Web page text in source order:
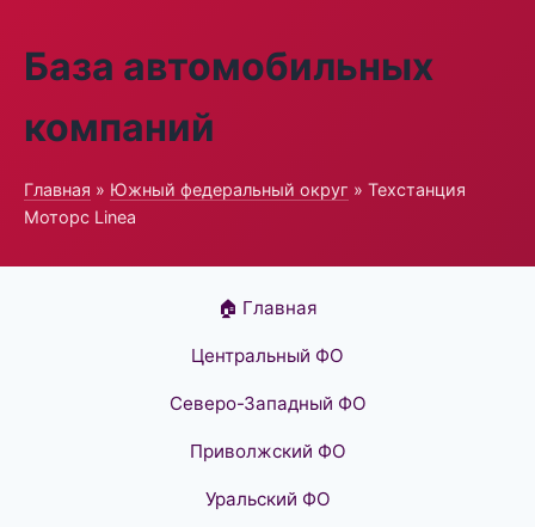
База автомобильных
компаний
Главная » Южный федеральный округ » Техстанция
Моторс Linea
🏠 Главная
Центральный ФО
Северо-Западный ФО
Приволжский ФО
Уральский ФО